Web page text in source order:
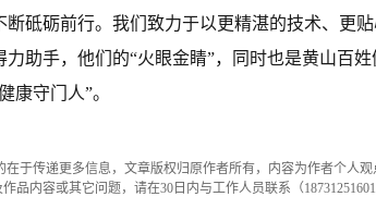
断砥砺前行。我们致力于以更精湛的技术、更
力助手，他们的“火眼金睛”，同时也是黄山百
康守门人”。
在于传递更多信息，文章版权归原作者所有，内容为作者个人
品内容或其它问题，请在30日内与工作人员联系（